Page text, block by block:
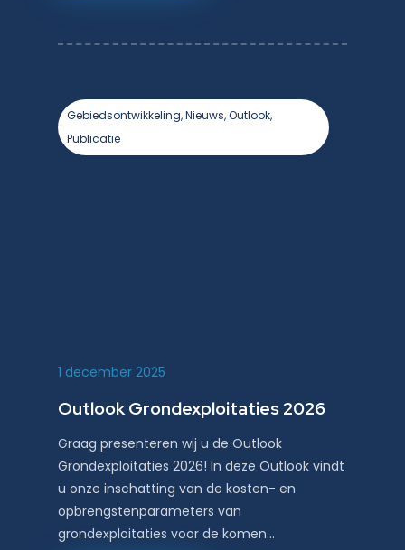
Gebiedsontwikkeling, Nieuws, Outlook,
Publicatie
1 december 2025
Outlook Grondexploitaties 2026
Graag presenteren wij u de Outlook
Grondexploitaties 2026! In deze Outlook vindt
u onze inschatting van de kosten- en
opbrengstenparameters van
grondexploitaties voor de komen…